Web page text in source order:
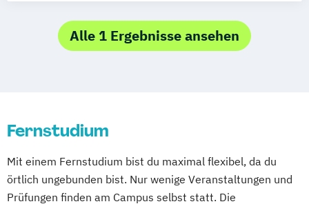
Angewandte Psychologie (DE/EN)
Angewandte Psychologie und Beratung
Bauingenieurwesen
Betriebswirt/in im
Gesundheitsmanagement
Alle 1 Ergebnisse ansehen
Fernstudium
Mit einem Fernstudium bist du maximal flexibel, da du
örtlich ungebunden bist. Nur wenige Veranstaltungen und
Prüfungen finden am Campus selbst statt. Die